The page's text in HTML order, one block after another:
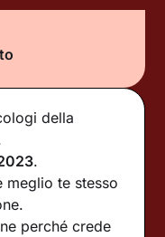
della
.
meglio te stesso
perché crede